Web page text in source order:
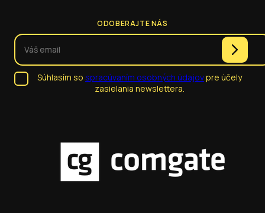
ODOBERAJTE NÁS
Súhlasím so spracúvaním osobných údajovpre účely
zasielania newslettera.